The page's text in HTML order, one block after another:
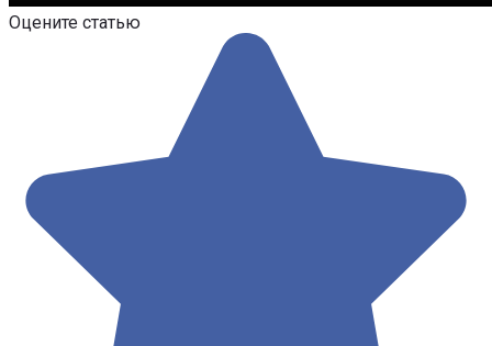
Оцените статью